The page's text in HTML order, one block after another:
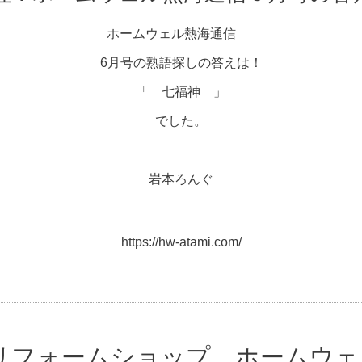
ホームウェル熱海通信
6月号の熟語探しの答えは！
「 七福神 」
でした。
岩本ろんぐ
https://hw-atami.com/